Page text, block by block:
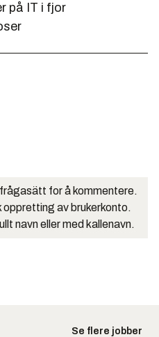
på IT i fjor
for å kommentere.
av brukerkonto.
navn eller med kallenavn.
Se flere jobber